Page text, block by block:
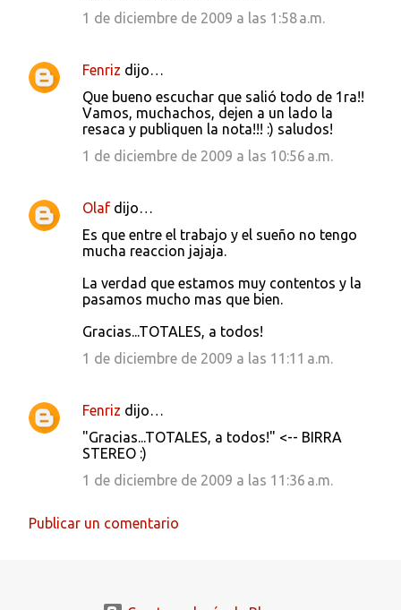
1 de diciembre de 2009 a las 1:58 a.m.
Fenriz dijo…
Que bueno escuchar que salió todo de 1ra!!
Vamos, muchachos, dejen a un lado la
resaca y publiquen la nota!!! :) saludos!
1 de diciembre de 2009 a las 10:56 a.m.
Olaf dijo…
Es que entre el trabajo y el sueño no tengo
mucha reaccion jajaja.
La verdad que estamos muy contentos y la
pasamos mucho mas que bien.
Gracias...TOTALES, a todos!
1 de diciembre de 2009 a las 11:11 a.m.
Fenriz dijo…
"Gracias...TOTALES, a todos!" <-- BIRRA
STEREO :)
1 de diciembre de 2009 a las 11:36 a.m.
Publicar un comentario